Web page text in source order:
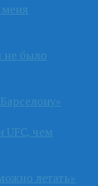
не было
чем
летать»